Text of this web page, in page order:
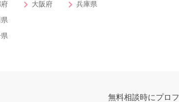
約1,300店 の中
大阪府 兵庫県
無料相談時にプロ